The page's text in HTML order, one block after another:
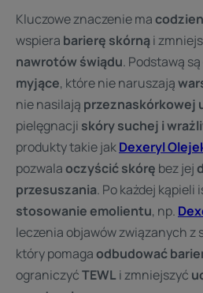
Kluczowe znaczenie ma
wspiera barierę skórnąi
nawrotów świądu. Podstawą są
myjące, które nie naruszają
nie nasilają przeznaskórkowej
pielęgnacji skóry suchej i
produkty takie jakDexeryl
pozwalaoczyścić skórę bez jej
przesuszania. Po każdej kąpieli
stosowanie emolientu, np.
leczenia objawów związanych z
który pomagaodbudować
ograniczyćTEWLi zmniejszyć